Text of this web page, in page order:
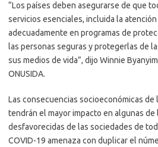
“Los países deben asegurarse de que
servicios esenciales, incluida la
adecuadamente en programas de
las personas seguras y protegerlas de
sus medios de vida”, dijo Winnie
ONUSIDA.
Las consecuencias socioeconómicas de
tendrán el mayor impacto en algunas de
desfavorecidas de las sociedades de
COVID-19 amenaza con duplicar el